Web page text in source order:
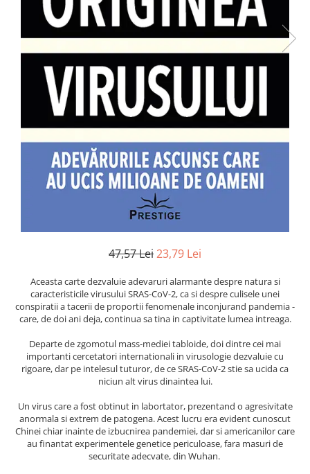
Parapsihologie
Audiobook
ReConnect
Crestinism
ScienceConnection
SelfConnect
SelfHealing
Diete
Masaj
MedConnect
Medicina & Farmacie
Medicina Pentru Toti
SealfHealing
Starea de bine
Terapii Alternative
AudioBook
47,57 Lei23,79 Lei
Aceasta carte dezvaluie adevaruri alarmante despre natura si
caracteristicile virusului SRAS-CoV-2, ca si despre culisele unei
conspiratii a tacerii de proportii fenomenale inconjurand pandemia -
care, de doi ani deja, continua sa tina in captivitate lumea intreaga.
Departe de zgomotul mass-mediei tabloide, doi dintre cei mai
importanti cercetatori internationali in virusologie dezvaluie cu
rigoare, dar pe intelesul tuturor, de ce SRAS-CoV-2 stie sa ucida ca
niciun alt virus dinaintea lui.
Un virus care a fost obtinut in labortator, prezentand o agresivitate
anormala si extrem de patogena. Acest lucru era evident cunoscut
Chinei chiar inainte de izbucnirea pandemiei, dar si americanilor care
au finantat experimentele genetice periculoase, fara masuri de
securitate adecvate, din Wuhan.